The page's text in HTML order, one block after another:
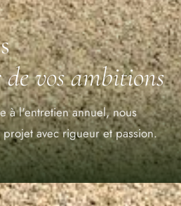
vos ambitions
à l'entretien annuel, nous
avec rigueur et passion.